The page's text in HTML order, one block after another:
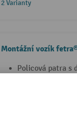
2 Varianty
Montážní vozík
Policová patra s
Robustní
Desky je možné